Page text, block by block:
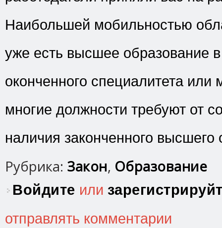
Наибольшей мобильностью
уже есть высшее образование
оконченного специалитета или
многие должности требуют от
наличия законченного высшего
Рубрика: Закон, Образование
Войдите или
отправлять комментарии